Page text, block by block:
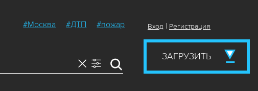
#Москва #ДТП #пожар Вход | Регистрация
ЗАГРУЗИТЬ